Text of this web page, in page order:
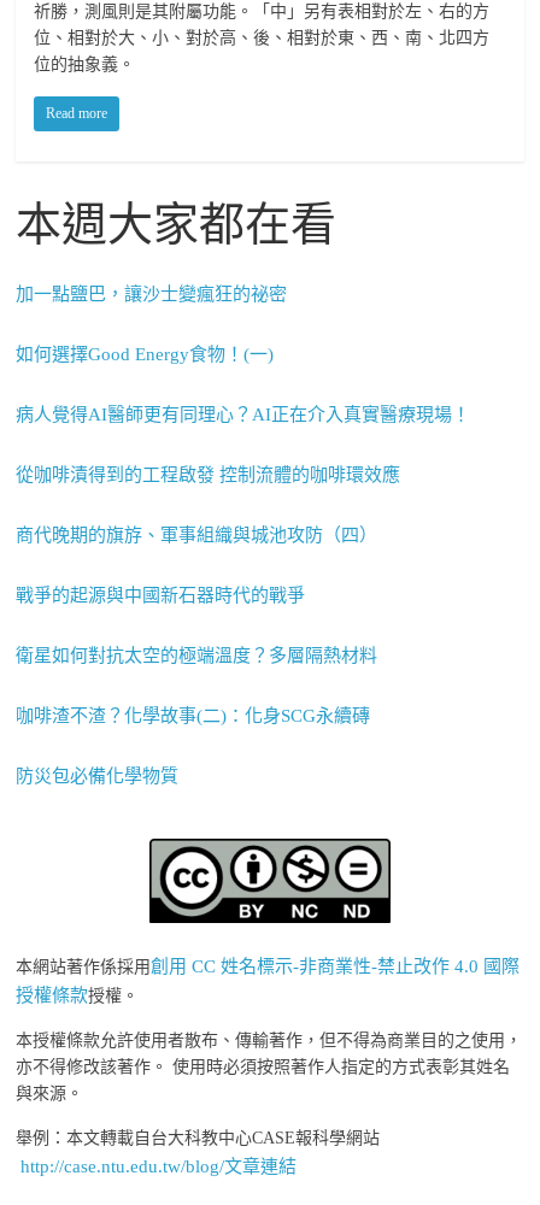
祈勝，測風則是其附屬功能。「中」另有表相對於左、右的方
位、相對於大、小、對於高、後、相對於東、西、南、北四方
位的抽象義。
Read more
本週大家都在看
加一點鹽巴，讓沙士變瘋狂的祕密
如何選擇Good Energy食物！(一)
病人覺得AI醫師更有同理心？AI正在介入真實醫療現場！
從咖啡漬得到的工程啟發 控制流體的咖啡環效應
商代晚期的旗斿、軍事組織與城池攻防（四）
戰爭的起源與中國新石器時代的戰爭
衛星如何對抗太空的極端溫度？多層隔熱材料
咖啡渣不渣？化學故事(二)：化身SCG永續磚
防災包必備化學物質
本網站著作係採用創用 CC 姓名標示-非商業性-禁止改作 4.0 國際
授權條款授權。
本授權條款允許使用者散布、傳輸著作，但不得為商業目的之使用，
亦不得修改該著作。 使用時必須按照著作人指定的方式表彰其姓名
與來源。
舉例：本文轉載自台大科教中心CASE報科學網站
http://case.ntu.edu.tw/blog/文章連結